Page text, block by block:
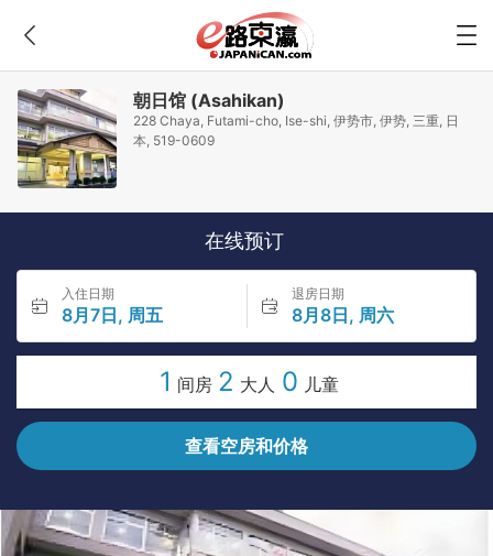
朝日馆 (Asahikan)
228 Chaya, Futami-cho, Ise-shi, 伊势市, 伊势, 三重, 日
本, 519-0609
在线预订
入住日期
8月7日, 周五
退房日期
8月8日, 周六
1 间房 2 大人 0 儿童
查看空房和价格